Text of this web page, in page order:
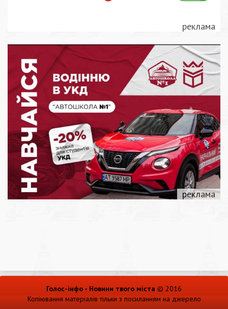
Голос-інфо - Новини твого міста © 2016
Копіювання матеріалів тільки з посиланням на джерело